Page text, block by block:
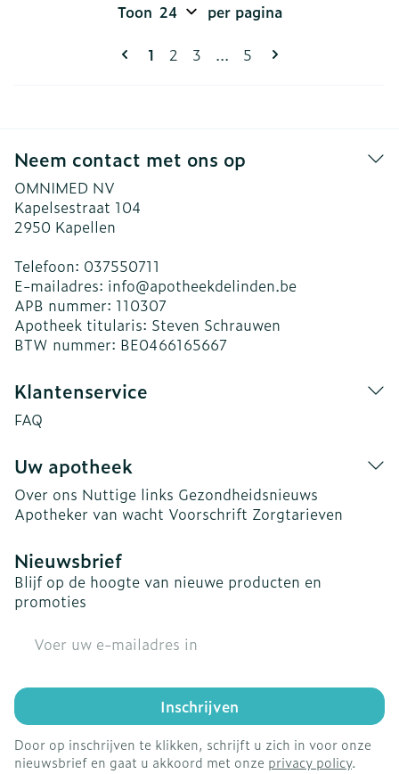
Pagina's
U lees momenteel pagina
1 Pagina
2 Pagina
3 ... Pagina
5
Toon per pagina
Neem contact met ons op
OMNIMED NV
Kapelsestraat 104
2950 Kapellen
Telefoon: 037550711
E-mailadres: info@apotheekdelinden.be
APB nummer: 110307
Apotheek titularis: Steven Schrauwen
BTW nummer: BE0466165667
Klantenservice
FAQ
Uw apotheek
Over ons Nuttige links Gezondheidsnieuws
Apotheker van wacht Voorschrift Zorgtarieven
Nieuwsbrief
Blijf op de hoogte van nieuwe producten en
promoties
Inschrijven
Door op inschrijven te klikken, schrijft u zich in voor onze
nieuwsbrief en gaat u akkoord met onze privacy policy.